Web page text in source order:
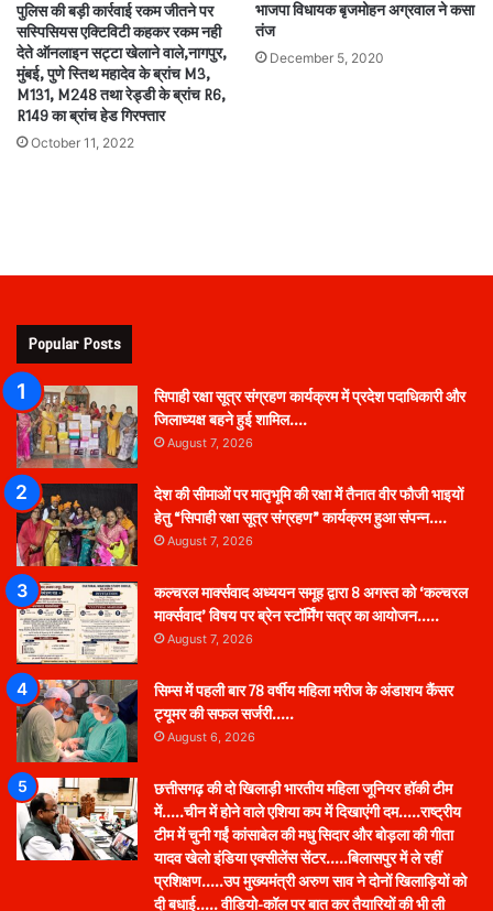
पुलिस की बड़ी कार्रवाई रकम जीतने पर
सस्पिसियस एक्टिविटी कहकर रकम नही
देते ऑनलाइन सट्टा खेलाने वाले,नागपुर,
मुंबई, पुणे स्तिथ महादेव के ब्रांच M3,
M131, M248 तथा रेड्डी के ब्रांच R6,
R149 का ब्रांच हेड गिरफ्तार
October 11, 2022
भाजपा विधायक बृजमोहन अग्रवाल ने कसा
तंज
December 5, 2020
Popular Posts
सिपाही रक्षा सूत्र संग्रहण कार्यक्रम में प्रदेश पदाधिकारी और
जिलाध्यक्ष बहने हुई शामिल….
August 7, 2026
देश की सीमाओं पर मातृभूमि की रक्षा में तैनात वीर फौजी भाइयों
हेतु “सिपाही रक्षा सूत्र संग्रहण” कार्यक्रम हुआ संपन्न….
August 7, 2026
कल्चरल मार्क्सवाद अध्ययन समूह द्वारा 8 अगस्त को ‘कल्चरल
मार्क्सवाद’ विषय पर ब्रेन स्टॉर्मिंग सत्र का आयोजन…..
August 7, 2026
सिम्स में पहली बार 78 वर्षीय महिला मरीज के अंडाशय कैंसर
ट्यूमर की सफल सर्जरी…..
August 6, 2026
छत्तीसगढ़ की दो खिलाड़ी भारतीय महिला जूनियर हॉकी टीम
में…..चीन में होने वाले एशिया कप में दिखाएंगी दम…..राष्ट्रीय
टीम में चुनी गईं कांसाबेल की मधु सिदार और बोड़ला की गीता
यादव खेलो इंडिया एक्सीलेंस सेंटर…..बिलासपुर में ले रहीं
प्रशिक्षण…..उप मुख्यमंत्री अरुण साव ने दोनों खिलाड़ियों को
दी बधाई….. वीडियो-कॉल पर बात कर तैयारियों की भी ली